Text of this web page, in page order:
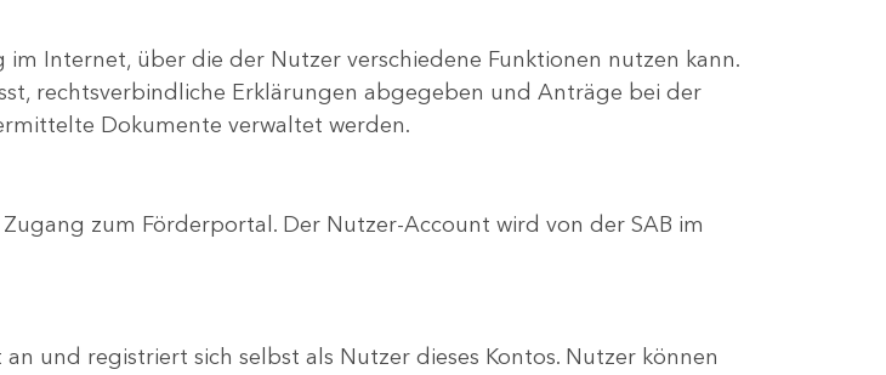
Internet, über die der Nutzer verschiedene Funktionen nutzen kann.
rechtsverbindliche Erklärungen abgegeben und Anträge bei der
Dokumente verwaltet werden.
zum Förderportal. Der Nutzer-Account wird von der SAB im
und registriert sich selbst als Nutzer dieses Kontos. Nutzer können